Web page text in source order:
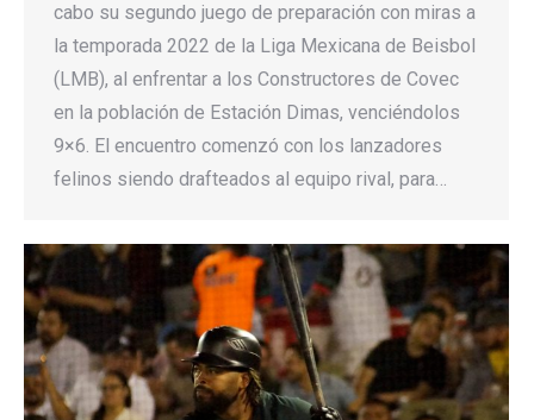
cabo su segundo juego de preparación con miras a
la temporada 2022 de la Liga Mexicana de Beisbol
(LMB), al enfrentar a los Constructores de Covec
en la población de Estación Dimas, venciéndolos
9×6. El encuentro comenzó con los lanzadores
felinos siendo drafteados al equipo rival, para…